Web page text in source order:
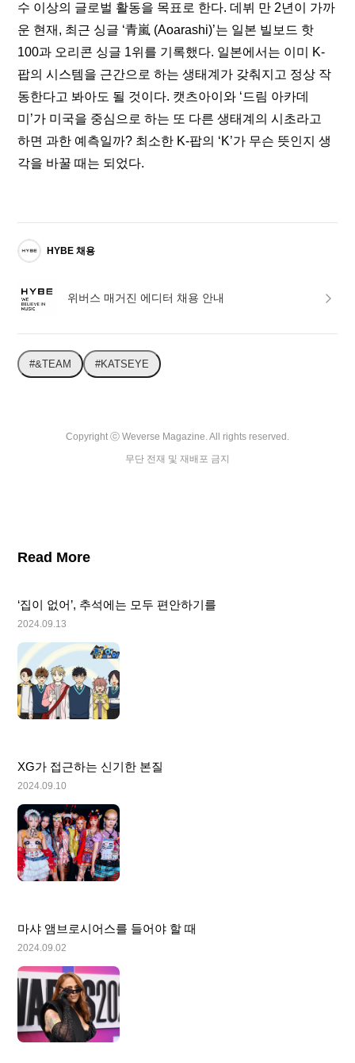
수 이상의 글로벌 활동을 목표로 한다. 데뷔 만 2년이 가까
운 현재, 최근 싱글 ‘青嵐 (Aoarashi)’는 일본 빌보드 핫
100과 오리콘 싱글 1위를 기록했다. 일본에서는 이미 K-
팝의 시스템을 근간으로 하는 생태계가 갖춰지고 정상 작
동한다고 봐아도 될 것이다. 캣츠아이와 ‘드림 아카데
미’가 미국을 중심으로 하는 또 다른 생태계의 시초라고
하면 과한 예측일까? 최소한 K-팝의 ‘K’가 무슨 뜻인지 생
각을 바꿀 때는 되었다.
HYBE 채용
위버스 매거진 에디터 채용 안내
#&TEAM #KATSEYE
Copyright ⓒ Weverse Magazine. All rights reserved.
무단 전재 및 재배포 금지
Read More
‘집이 없어’, 추석에는 모두 편안하기를
2024.09.13
XG가 접근하는 신기한 본질
2024.09.10
마샤 앰브로시어스를 들어야 할 때
2024.09.02